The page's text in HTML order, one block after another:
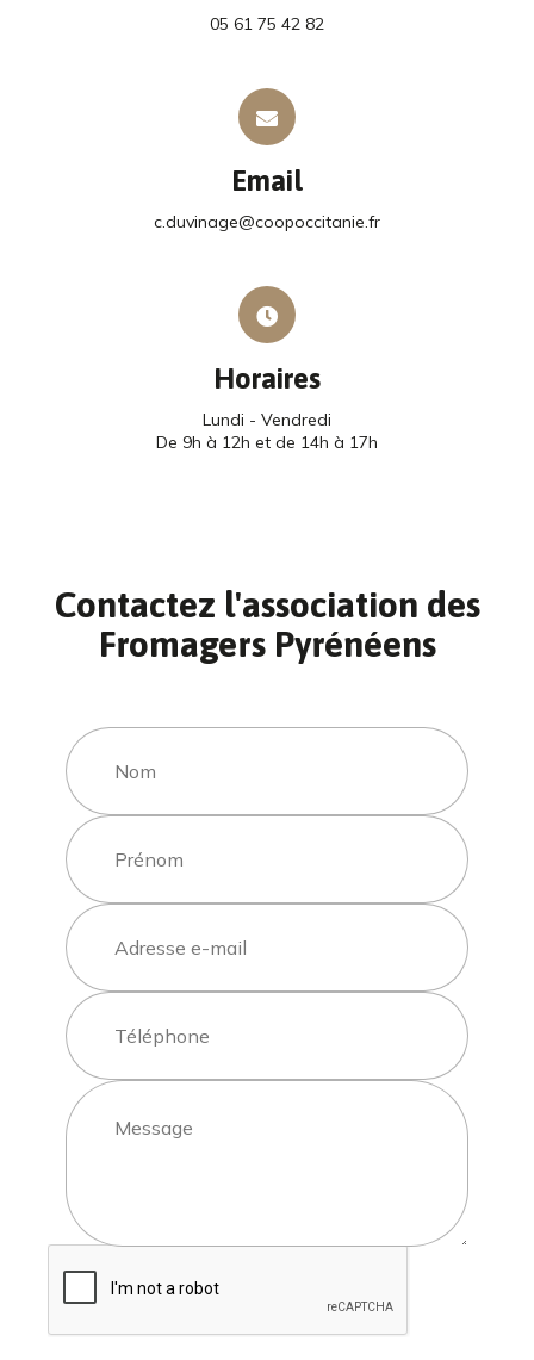
05 61 75 42 82
Email
c.duvinage@coopoccitanie.fr
Horaires
Lundi - Vendredi
De 9h à 12h et de 14h à 17h
Contactez l'association des
Fromagers Pyrénéens